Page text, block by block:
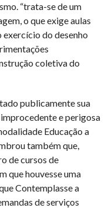
“trata-se de um
o que exige aulas
do desenho
coletiva do
publicamente sua
e perigosa
Educação a
também que,
de cursos de
que houvesse uma
Contemplasse a
de serviços